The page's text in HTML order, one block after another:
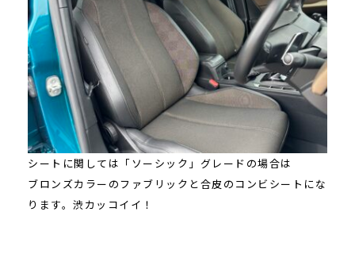
シートに関しては「ソーシック」グレードの場合は
ブロンズカラーのファブリックと合皮のコンビシートにな
ります。渋カッコイイ！